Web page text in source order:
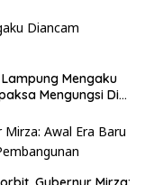
Dinas PKPCK
Mengaku
Mengungsi Dini